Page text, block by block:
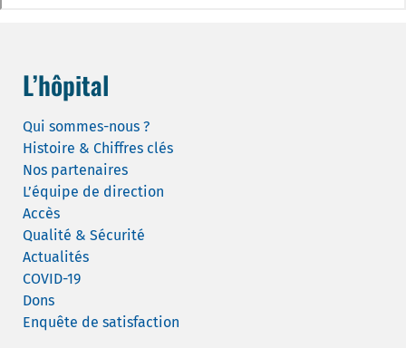
L’hôpital
Qui sommes-nous ?
Histoire & Chiffres clés
Nos partenaires
L’équipe de direction
Accès
Qualité & Sécurité
Actualités
COVID-19
Dons
Enquête de satisfaction